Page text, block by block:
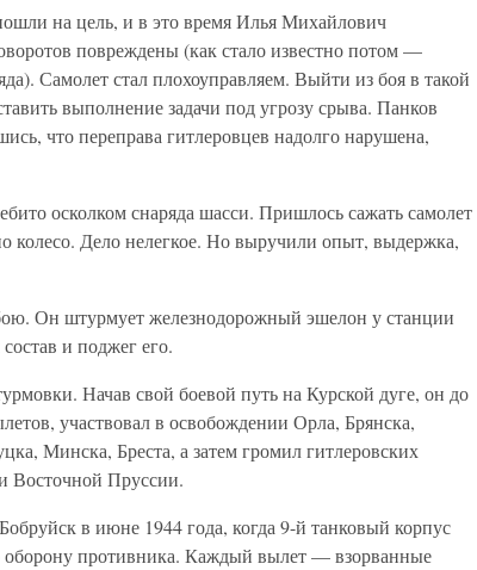
на цель, и в это время Илья Михайлович
повреждены (как стало известно потом —
Самолет стал плохоуправляем. Выйти из боя в такой
выполнение задачи под угрозу срыва. Панков
что переправа гитлеровцев надолго нарушена,
осколком снаряда шасси. Пришлось сажать самолет
колесо. Дело нелегкое. Но выручили опыт, выдержка,
Он штурмует железнодорожный эшелон у станции
и поджег его.
Начав свой боевой путь на Курской дуге, он до
участвовал в освобождении Орла, Брянска,
Минска, Бреста, а затем громил гитлеровских
Восточной Пруссии.
в июне 1944 года, когда 9-й танковый корпус
противника. Каждый вылет — взорванные